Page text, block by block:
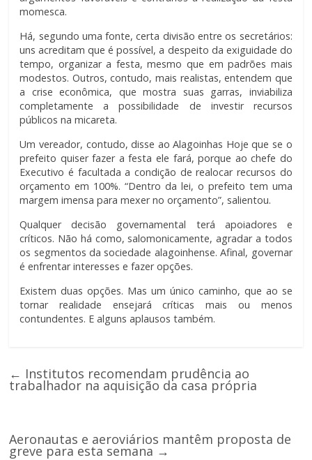
momesca.
Há, segundo uma fonte, certa divisão entre os secretários:
uns acreditam que é possível, a despeito da exiguidade do
tempo, organizar a festa, mesmo que em padrões mais
modestos. Outros, contudo, mais realistas, entendem que
a crise econômica, que mostra suas garras, inviabiliza
completamente a possibilidade de investir recursos
públicos na micareta.
Um vereador, contudo, disse ao Alagoinhas Hoje que se o
prefeito quiser fazer a festa ele fará, porque ao chefe do
Executivo é facultada a condição de realocar recursos do
orçamento em 100%. “Dentro da lei, o prefeito tem uma
margem imensa para mexer no orçamento”, salientou.
Qualquer decisão governamental terá apoiadores e
críticos. Não há como, salomonicamente, agradar a todos
os segmentos da sociedade alagoinhense. Afinal, governar
é enfrentar interesses e fazer opções.
Existem duas opções. Mas um único caminho, que ao se
tornar realidade ensejará críticas mais ou menos
contundentes. E alguns aplausos também.
← Institutos recomendam prudência ao
trabalhador na aquisição da casa própria
Aeronautas e aeroviários mantêm proposta de
greve para esta semana →